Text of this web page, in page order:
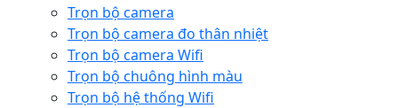
Trọn bộ camera
Trọn bộ camera đo thân nhiệt
Trọn bộ camera Wifi
Trọn bộ chuông hình màu
Trọn bộ hệ thống Wifi